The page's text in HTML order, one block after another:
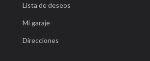
Lista de deseos
Mi garaje
Direcciones